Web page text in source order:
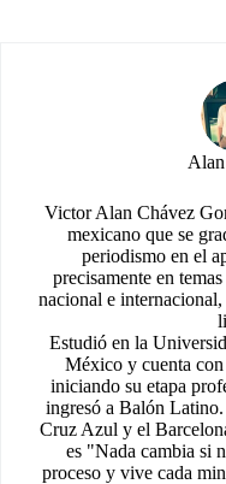
Victor Alan Chávez
mexicano que se
periodismo en el
precisamente en
nacional e
Estudió en la
México y cuenta con
iniciando su etapa
ingresó a Balón
Cruz Azul y el
es "Nada cambia si
proceso y vive cada